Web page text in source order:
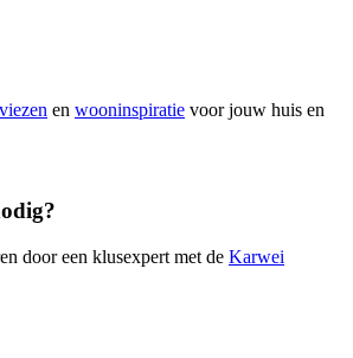
en wooninspiratie voor jouw huis en
door een klusexpert met de Karwei